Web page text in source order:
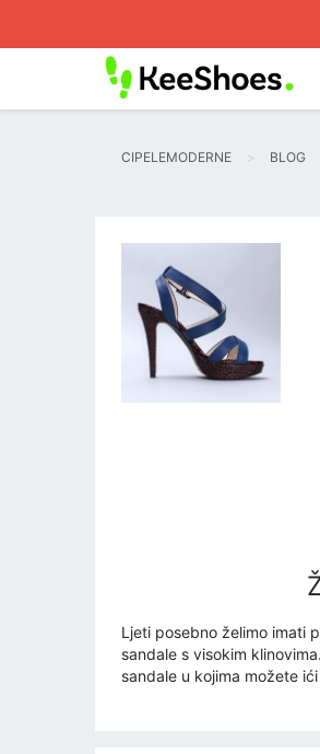
CIPELEMODERNE BLOG
Ljeti posebno želimo imati
sandale s visokim
sandale u kojima možete